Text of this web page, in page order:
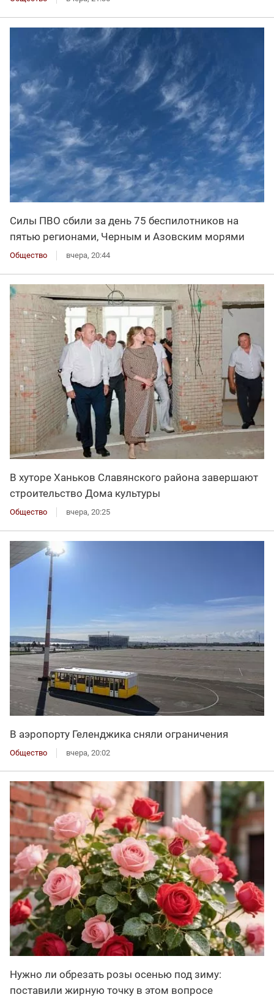
Силы ПВО сбили за день 75 беспилотников на
пятью регионами, Черным и Азовским морями
Общество вчера, 20:44
В хуторе Ханьков Славянского района завершают
строительство Дома культуры
Общество вчера, 20:25
В аэропорту Геленджика сняли ограничения
Общество вчера, 20:02
Нужно ли обрезать розы осенью под зиму:
поставили жирную точку в этом вопросе